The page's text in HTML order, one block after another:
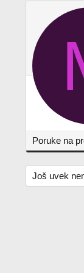
Poruke na
Još uvek